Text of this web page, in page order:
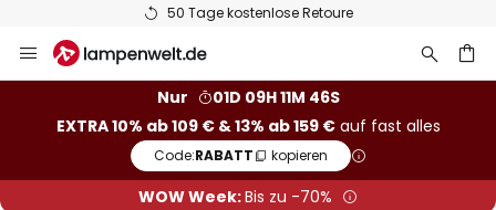
50 Tage kostenlose Retoure
Inhalt
Nur
01D 09H 11M 45S
EXTRA 10% ab 109 € & 13% ab 159 €auf fast alles
Code:RABATT kopieren
WOW Week:Bis zu -70%